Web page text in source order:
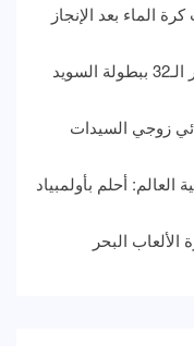
الماء بعد الإنجاز
عمر عصر يهزم بطل الصين ويتأهل لدور الـ32 ببطولة السويد
زوجي السيدات
أحلم بأولمبياد
البحر